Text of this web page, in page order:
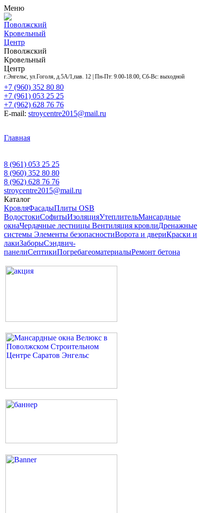
Меню
Поволжский
Кровельный
Центр
Поволжский
Кровельный
Центр
г.Энгельс, ул.Гоголя, д.5А/1,пав. 12 | Пн-Пт: 9.00-18.00, Сб-Вс: выходной
+7 (960) 352 80 80
+7 (961) 053 25 25
+7 (962) 628 76 76
E-mail: stroycentre2015@mail.ru
Главная
8 (961) 053 25 25
8 (960) 352 80 80
8 (962) 628 76 76
stroycentre2015@mail.ru
Каталог
КровляФасадыПлиты OSB
ВодостокиСофитыИзоляцияУтеплительМансардные
окнаЧердачные лестницы Вентиляция кровлиДренажные
системы Элементы безопасностиВорота и двериКраски и
лакиЗаборыСэндвич-
панелиСептикиПогребагеоматериалыРемонт бетона